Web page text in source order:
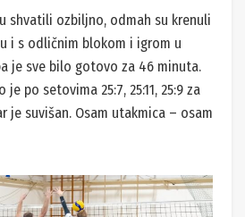
shvatili ozbiljno, odmah su krenuli
i s odličnim blokom i igrom u
je sve bilo gotovo za 46 minuta.
po setovima 25:7, 25:11, 25:9 za
je suvišan. Osam utakmica – osam